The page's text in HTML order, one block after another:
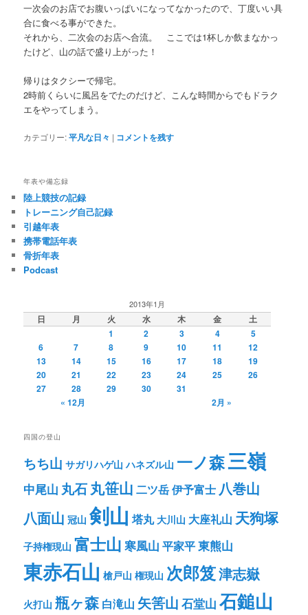
一次会のお店でお腹いっぱいになってなかったので、丁度いい具
合に食べる事ができた。
それから、二次会のお店へ合流。 ここでは1杯しか飲まなかっ
たけど、山の話で盛り上がった！
帰りはタクシーで帰宅。
2時前くらいに風呂をでたのだけど、こんな時間からでもドラク
エをやってしまう。
カテゴリー:平凡な日々 | コメントを残す
年表や備忘録
陸上競技の記録
トレーニング自己記録
引越年表
携帯電話年表
骨折年表
Podcast
2013年1月
日 月 火 水 木 金
土
1
2 3 4
5
6
7 8 9 10 11
12
13
14 15 16 17 18
19
20
21 22 23 24 25
26
27
28 29 30
31
« 12月
2月 »
四国の登山
ちち山 サガリハゲ山 ハネズル山 一ノ森三嶺
中尾山 丸石丸笹山 二ツ岳伊予富士 八巻山
八面山 冠山 剣山 塔丸 大川山 大座礼山 天狗塚
子持権現山 富士山 寒風山 平家平東熊山
東赤石山 槍戸山 権現山 次郎笈津志嶽
火打山 瓶ヶ森 白滝山 矢筈山 石堂山 石鎚山